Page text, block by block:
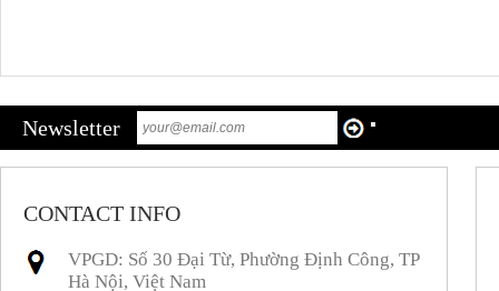
Newsletter
CONTACT INFO
VPGD: Số 30 Đại Từ, Phường Định Công, TP
Hà Nội, Việt Nam